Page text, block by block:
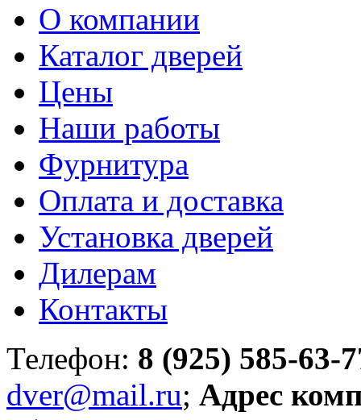
О компании
Каталог дверей
Цены
Наши работы
Фурнитура
Оплата и доставка
Установка дверей
Дилерам
Контакты
Телефон: 8 (925) 585-63-
dver@mail.ru; Адрес